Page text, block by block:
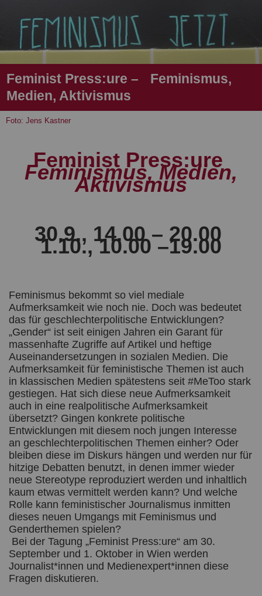
Feminist Press:ure – Feminismus,
Medien, Aktivismus
Foto: Jens Kastner
Feminist Press:ure
Feminismus, Medien,
Aktivismus
30.9., 14.00 – 20.00
1.10., 10.00 –19.00
Feminismus bekommt so viel mediale
Aufmerksamkeit wie noch nie. Doch was bedeutet
das für geschlechterpolitische Entwicklungen?
„Gender“ ist seit einigen Jahren ein Garant für
massenhafte Zugriffe auf Artikel und heftige
Auseinandersetzungen in sozialen Medien. Die
Aufmerksamkeit für feministische Themen ist auch
in klassischen Medien spätestens seit #MeToo stark
gestiegen. Hat sich diese neue Aufmerksamkeit
auch in eine realpolitische Aufmerksamkeit
übersetzt? Gingen konkrete politische
Entwicklungen mit diesem noch jungen Interesse
an geschlechterpolitischen Themen einher? Oder
bleiben diese im Diskurs hängen und werden nur für
hitzige Debatten benutzt, in denen immer wieder
neue Stereotype reproduziert werden und inhaltlich
kaum etwas vermittelt werden kann? Und welche
Rolle kann feministischer Journalismus inmitten
dieses neuen Umgangs mit Feminismus und
Genderthemen spielen?
Bei der Tagung „Feminist Press:ure“ am 30.
September und 1. Oktober in Wien werden
Journalist*innen und Medienexpert*innen diese
Fragen diskutieren.